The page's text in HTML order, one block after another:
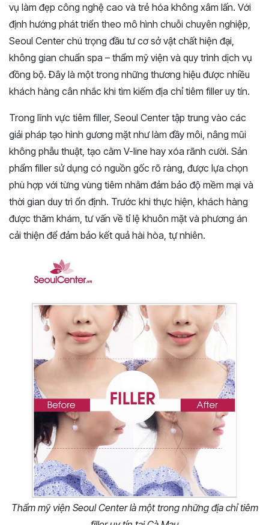
vụ làm đẹp công nghệ cao và trẻ hóa không xâm lấn. Với
định hướng phát triển theo mô hình chuỗi chuyên nghiệp,
Seoul Center chú trọng đầu tư cơ sở vật chất hiện đại,
không gian chuẩn spa – thẩm mỹ viện và quy trình dịch vụ
đồng bộ. Đây là một trong những thương hiệu được nhiều
khách hàng cân nhắc khi tìm kiếm địa chỉ tiêm filler uy tín.
Trong lĩnh vực tiêm filler, Seoul Center tập trung vào các
giải pháp tạo hình gương mặt như làm đầy môi, nâng mũi
không phẫu thuật, tạo cằm V-line hay xóa rãnh cười. Sản
phẩm filler sử dụng có nguồn gốc rõ ràng, được lựa chọn
phù hợp với từng vùng tiêm nhằm đảm bảo độ mềm mại và
thời gian duy trì ổn định. Trước khi thực hiện, khách hàng
được thăm khám, tư vấn về tỉ lệ khuôn mặt và phương án
cải thiện để đảm bảo kết quả hài hòa, tự nhiên.
Thẩm mỹ viện Seoul Center là một trong những địa chỉ tiêm